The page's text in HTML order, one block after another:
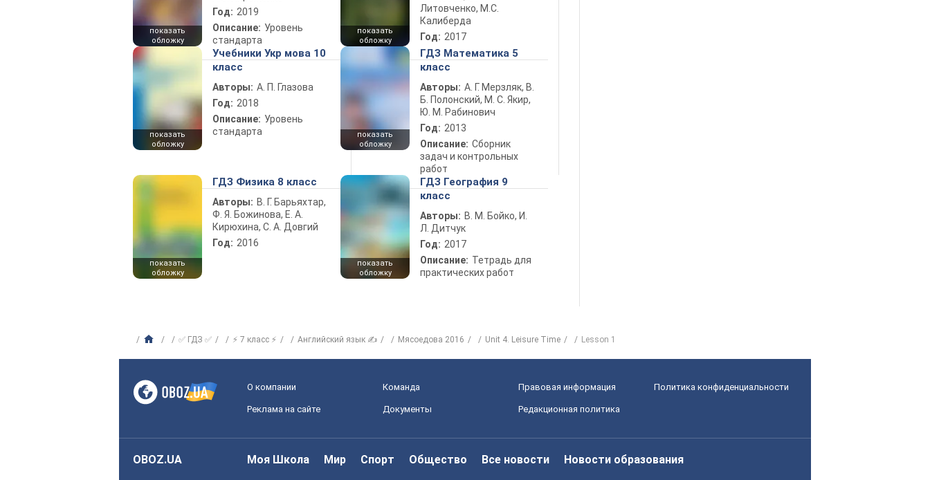
показать
обложку
Год: 2019
Описание: Уровень
стандарта
показать
обложку
Литовченко, М.С.
Калиберда
Год: 2017
показать
обложку
Учебники Укр мова 10
класс
Авторы: А. П. Глазова
Год: 2018
Описание: Уровень
стандарта
показать
обложку
ГДЗ Математика 5
класс
Авторы: А. Г. Мерзляк, В.
Б. Полонский, М. С. Якир,
Ю. М. Рабинович
Год: 2013
Описание: Сборник
задач и контрольных
работ
показать
обложку
ГДЗ Физика 8 класс
Авторы: В. Г. Барьяхтар,
Ф. Я. Божинова, Е. А.
Кирюхина, С. А. Довгий
Год: 2016
показать
обложку
ГДЗ География 9
класс
Авторы: В. М. Бойко, И.
Л. Дитчук
Год: 2017
Описание: Тетрадь для
практических работ
✅ ГДЗ ✅ ⚡ 7 класс ⚡ Английский язык ✍ Мясоедова 2016 Unit 4. Leisure Time Lesson 1
О компании Команда Правовая информация Политика конфиденциальности
Реклама на сайте Документы Редакционная политика
OBOZ.UA Моя Школа Мир Спорт Общество Все новости Новости образования